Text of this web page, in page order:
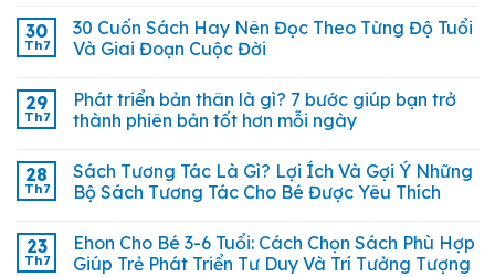
30
Th7
30 Cuốn Sách Hay Nên Đọc Theo Từng Độ Tuổi
Và Giai Đoạn Cuộc Đời
29
Th7
Phát triển bản thân là gì? 7 bước giúp bạn trở
thành phiên bản tốt hơn mỗi ngày
28
Th7
Sách Tương Tác Là Gì? Lợi Ích Và Gợi Ý Những
Bộ Sách Tương Tác Cho Bé Được Yêu Thích
23
Th7
Ehon Cho Bé 3-6 Tuổi: Cách Chọn Sách Phù Hợp
Giúp Trẻ Phát Triển Tư Duy Và Trí Tưởng Tượng